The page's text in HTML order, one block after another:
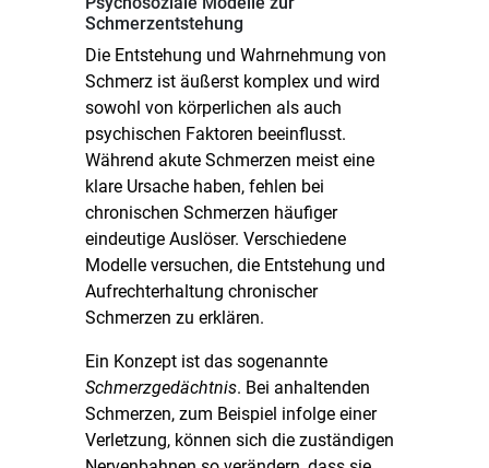
Schmerzentstehung
Die Entstehung und Wahrnehmung von
Schmerz ist äußerst komplex und wird
sowohl von körperlichen als auch
psychischen Faktoren beeinflusst.
Während akute Schmerzen meist eine
klare Ursache haben, fehlen bei
chronischen Schmerzen häufiger
eindeutige Auslöser. Verschiedene
Modelle versuchen, die Entstehung und
Aufrechterhaltung chronischer
Schmerzen zu erklären.
Ein Konzept ist das sogenannte
Schmerzgedächtnis. Bei anhaltenden
Schmerzen, zum Beispiel infolge einer
Verletzung, können sich die zuständigen